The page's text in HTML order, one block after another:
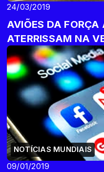
24/03/2019
AVIÕES DA FORÇA
ATERRISSAM NA
NOTÍCIAS MUNDIAIS
09/01/2019